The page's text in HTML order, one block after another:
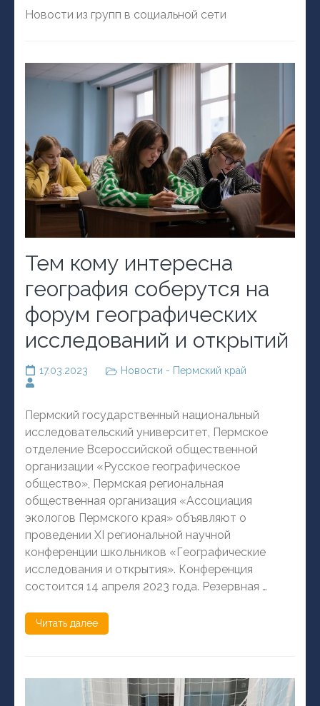
Новости из групп в социальной сети
Тем кому интересна
география соберутся на
форум географических
исследований и открытий
17.03.2023 Новости - Пермский край
Пермский государственный национальный
исследовательский университет, Пермское
отделение Всероссийской общественной
организации «Русское географическое
общество», Пермская региональная
общественная организация «Ассоциация
экологов Пермского края» объявляют о
проведении XI региональной научной
конференции школьников «Географические
исследования и открытия». Конференция
состоится 14 апреля 2023 года. Резервная …
Читать далее